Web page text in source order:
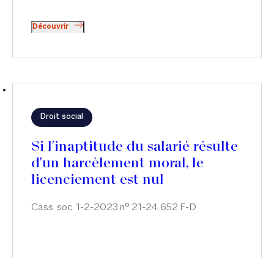
Découvrir
Droit social
Cass. soc. 1-2-2023 n° 21-24.652 F-D
Si l'inaptitude du salarié résulte
d'un harcèlement moral, le
licenciement est nul